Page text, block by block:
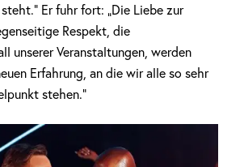
Er fuhr fort: „Die Liebe zur
Respekt, die
unserer Veranstaltungen, werden
Erfahrung, an die wir alle so sehr
stehen.“